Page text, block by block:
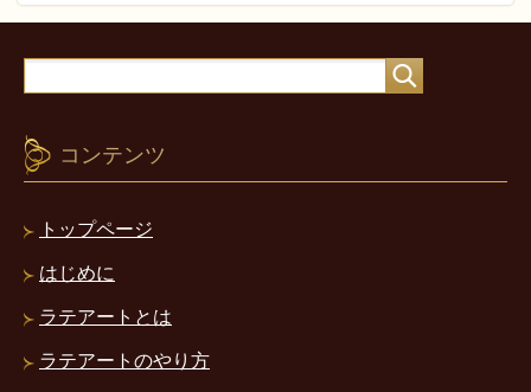
コンテンツ
トップページ
はじめに
ラテアートとは
ラテアートのやり方